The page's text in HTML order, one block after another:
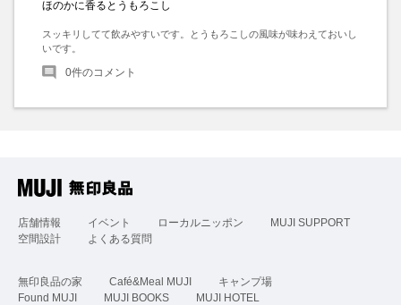
ほのかに香るとうもろこし
スッキリしてて飲みやすいです。とうもろこしの風味が味わえておいし
いです。
0件のコメント
店舗情報 イベント ローカルニッポン
MUJI SUPPORT
空間設計
よくある質問
無印良品の家 Café&Meal MUJI
キャンプ場
Found MUJI
MUJI BOOKS MUJI HOTEL